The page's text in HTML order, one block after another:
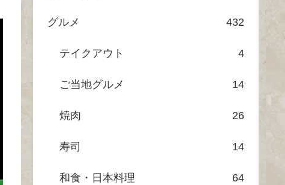
グルメ 432
テイクアウト 4
ご当地グルメ 14
焼肉 26
寿司 14
和食・日本料理 64